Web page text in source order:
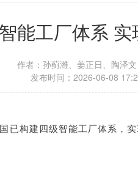
能工厂体系
作者： 孙蓟潍、姜正日、陶泽
发布时间： 2026-06-08
已构建四级智能工厂体系，